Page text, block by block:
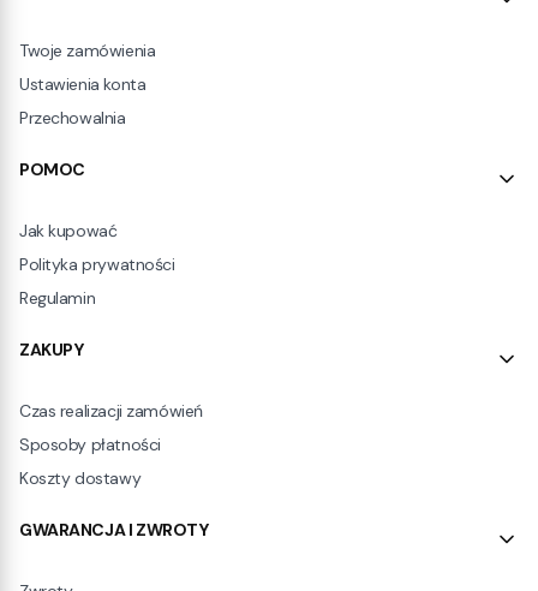
Twoje zamówienia
Ustawienia konta
Przechowalnia
POMOC
Jak kupować
Polityka prywatności
Regulamin
ZAKUPY
Czas realizacji zamówień
Sposoby płatności
Koszty dostawy
GWARANCJA I ZWROTY